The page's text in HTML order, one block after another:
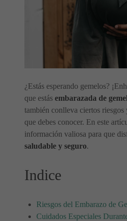
¿Estás esperando gemelos?
que estás embarazada de
también conlleva ciertos riesgos
que debes conocer. En este
información valiosa para que
saludable y seguro.
Indice
Riesgos del Embarazo de
Cuidados Especiales